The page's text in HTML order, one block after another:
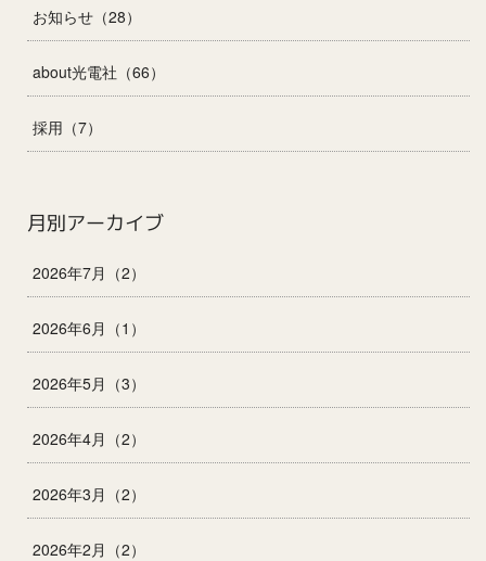
お知らせ（28）
about光電社（66）
採用（7）
月別アーカイブ
2026年7月（2）
2026年6月（1）
2026年5月（3）
2026年4月（2）
2026年3月（2）
2026年2月（2）